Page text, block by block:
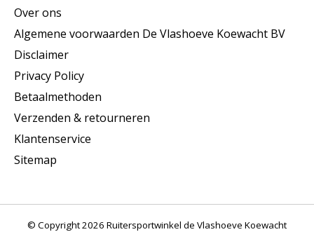
Over ons
Algemene voorwaarden De Vlashoeve Koewacht BV
Disclaimer
Privacy Policy
Betaalmethoden
Verzenden & retourneren
Klantenservice
Sitemap
© Copyright 2026 Ruitersportwinkel de Vlashoeve Koewacht